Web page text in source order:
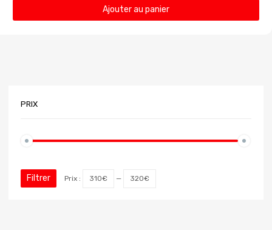
Ajouter au panier
PRIX
Filtrer Prix : 310€ — 320€